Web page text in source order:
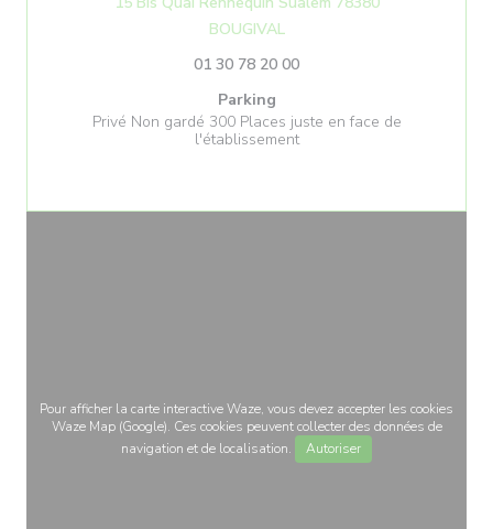
BOUGIVAL((ouvre une nouvelle
01 30 78 20 00
Parking
Privé Non gardé 300 Places juste en face de
l'établissement
Pour afficher la carte interactive Waze, vous devez accepter les cookies
Waze Map (Google). Ces cookies peuvent collecter des données de
navigation et de localisation.
Autoriser